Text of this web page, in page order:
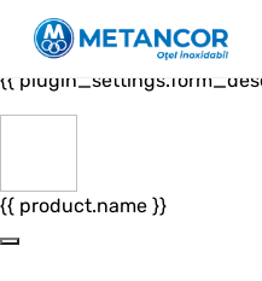
Close
{{
{{
{{ product.name }}